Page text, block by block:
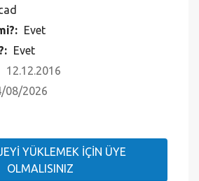
Evet
Evet
12.12.2016
08/2026
YÜKLEMEK İÇİN ÜYE
OLMALISINIZ